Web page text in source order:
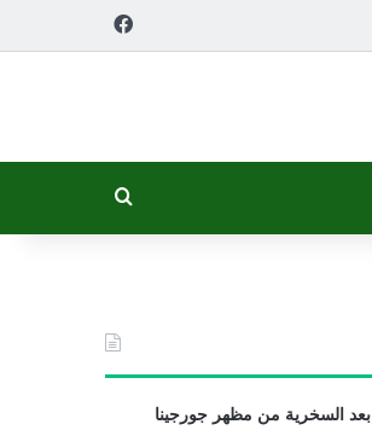
بعد السخرية من مظهر جورجينا